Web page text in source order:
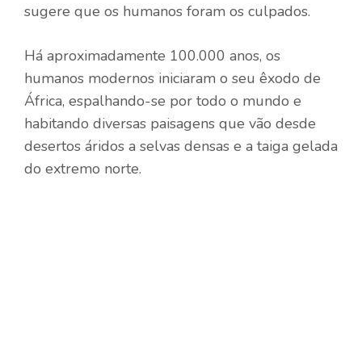
sugere que os humanos foram os culpados.
Há aproximadamente 100.000 anos, os
humanos modernos iniciaram o seu êxodo de
África, espalhando-se por todo o mundo e
habitando diversas paisagens que vão desde
desertos áridos a selvas densas e a taiga gelada
do extremo norte.